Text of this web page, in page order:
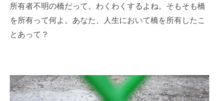
所有者不明の橋だって。わくわくするよね。そもそも橋
を所有って何よ。あなた、人生において橋を所有したこ
とあって？